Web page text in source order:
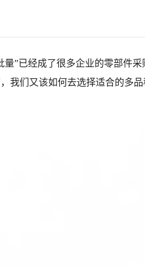
”已经成了很多企业的零部件
我们又该如何去选择适合的多